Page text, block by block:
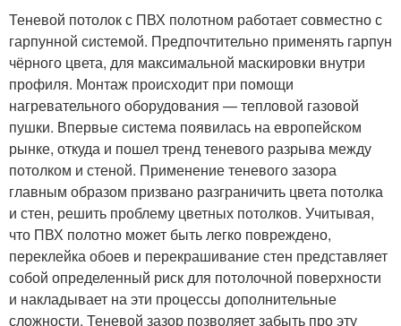
Теневой потолок с ПВХ полотном работает совместно с
гарпунной системой. Предпочтительно применять гарпун
чёрного цвета, для максимальной маскировки внутри
профиля. Монтаж происходит при помощи
нагревательного оборудования — тепловой газовой
пушки. Впервые система появилась на европейском
рынке, откуда и пошел тренд теневого разрыва между
потолком и стеной. Применение теневого зазора
главным образом призвано разграничить цвета потолка
и стен, решить проблему цветных потолков. Учитывая,
что ПВХ полотно может быть легко повреждено,
переклейка обоев и перекрашивание стен представляет
собой определенный риск для потолочной поверхности
и накладывает на эти процессы дополнительные
сложности. Теневой зазор позволяет забыть про эту